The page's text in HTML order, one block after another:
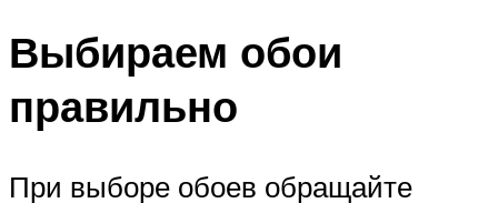
Выбираем обои
правильно
При выборе обоев обращайте